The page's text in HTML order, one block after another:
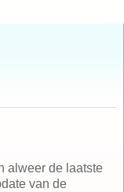
alweer de laatste
van de